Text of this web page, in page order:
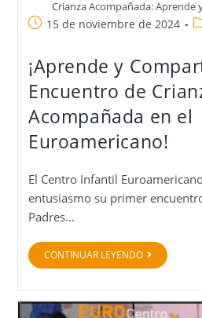
Crianza Acompañada: Aprende
15 de noviembre de 2024
¡Aprende y
Encuentro de
Acompañada en el
Euroamericano!
El Centro Infantil
entusiasmo su primer
Padres…
CONTINUAR LEYENDO